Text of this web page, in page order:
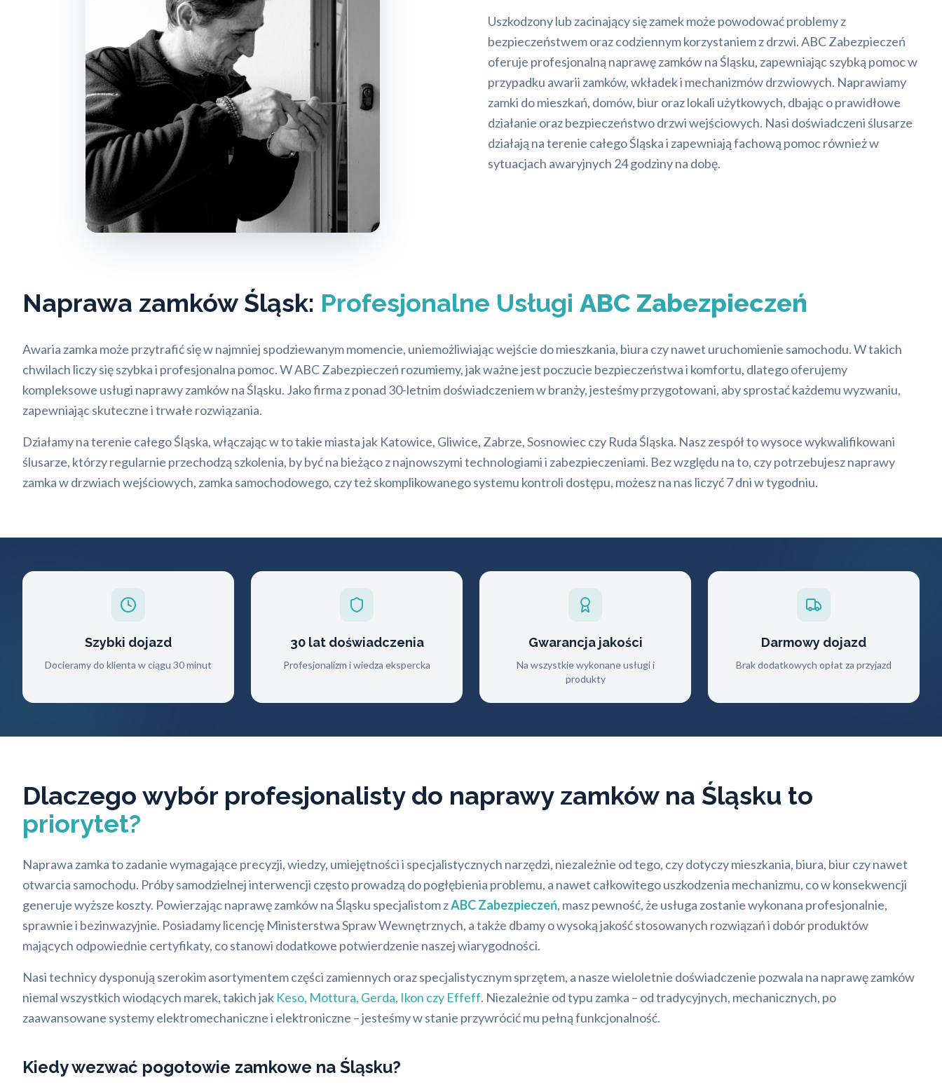
Uszkodzony lub zacinający się zamek może powodować problemy z
bezpieczeństwem oraz codziennym korzystaniem z drzwi. ABC Zabezpieczeń
oferuje profesjonalną naprawę zamków na Śląsku, zapewniając szybką pomoc w
przypadku awarii zamków, wkładek i mechanizmów drzwiowych. Naprawiamy
zamki do mieszkań, domów, biur oraz lokali użytkowych, dbając o prawidłowe
działanie oraz bezpieczeństwo drzwi wejściowych. Nasi doświadczeni ślusarze
działają na terenie całego Śląska i zapewniają fachową pomoc również w
sytuacjach awaryjnych 24 godziny na dobę.
Naprawa zamków Śląsk: Profesjonalne Usługi ABC Zabezpieczeń
Awaria zamka może przytrafić się w najmniej spodziewanym momencie, uniemożliwiając wejście do mieszkania, biura czy nawet uruchomienie samochodu. W takich
chwilach liczy się szybka i profesjonalna pomoc. W ABC Zabezpieczeń rozumiemy, jak ważne jest poczucie bezpieczeństwa i komfortu, dlatego oferujemy
kompleksowe usługi naprawy zamków na Śląsku. Jako firma z ponad 30-letnim doświadczeniem w branży, jesteśmy przygotowani, aby sprostać każdemu wyzwaniu,
zapewniając skuteczne i trwałe rozwiązania.
Działamy na terenie całego Śląska, włączając w to takie miasta jak Katowice, Gliwice, Zabrze, Sosnowiec czy Ruda Śląska. Nasz zespół to wysoce wykwalifikowani
ślusarze, którzy regularnie przechodzą szkolenia, by być na bieżąco z najnowszymi technologiami i zabezpieczeniami. Bez względu na to, czy potrzebujesz naprawy
zamka w drzwiach wejściowych, zamka samochodowego, czy też skomplikowanego systemu kontroli dostępu, możesz na nas liczyć 7 dni w tygodniu.
Szybki dojazd
Docieramy do klienta w ciągu 30 minut
30 lat doświadczenia
Profesjonalizm i wiedza ekspercka
Gwarancja jakości
Na wszystkie wykonane usługi i
produkty
Darmowy dojazd
Brak dodatkowych opłat za przyjazd
Dlaczego wybór profesjonalisty do naprawy zamków na Śląsku to
priorytet?
Naprawa zamka to zadanie wymagające precyzji, wiedzy, umiejętności i specjalistycznych narzędzi, niezależnie od tego, czy dotyczy mieszkania, biura, biur czy nawet
otwarcia samochodu. Próby samodzielnej interwencji często prowadzą do pogłębienia problemu, a nawet całkowitego uszkodzenia mechanizmu, co w konsekwencji
generuje wyższe koszty. Powierzając naprawę zamków na Śląsku specjalistom zABC Zabezpieczeń, masz pewność, że usługa zostanie wykonana profesjonalnie,
sprawnie i bezinwazyjnie. Posiadamy licencję Ministerstwa Spraw Wewnętrznych, a także dbamy o wysoką jakość stosowanych rozwiązań i dobór produktów
mających odpowiednie certyfikaty, co stanowi dodatkowe potwierdzenie naszej wiarygodności.
Nasi technicy dysponują szerokim asortymentem części zamiennych oraz specjalistycznym sprzętem, a nasze wieloletnie doświadczenie pozwala na naprawę zamków
niemal wszystkich wiodących marek, takich jak Keso, Mottura, Gerda, Ikon czy Effeff. Niezależnie od typu zamka – od tradycyjnych, mechanicznych, po
zaawansowane systemy elektromechaniczne i elektroniczne – jesteśmy w stanie przywrócić mu pełną funkcjonalność.
Kiedy wezwać pogotowie zamkowe na Śląsku?